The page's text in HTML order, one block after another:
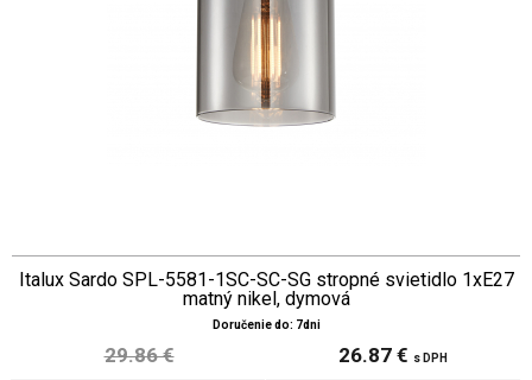
Italux Sardo SPL-5581-1SC-SC-SG stropné svietidlo 1xE27
matný nikel, dymová
Doručenie do: 7dni
29.86 € 26.87 € s DPH